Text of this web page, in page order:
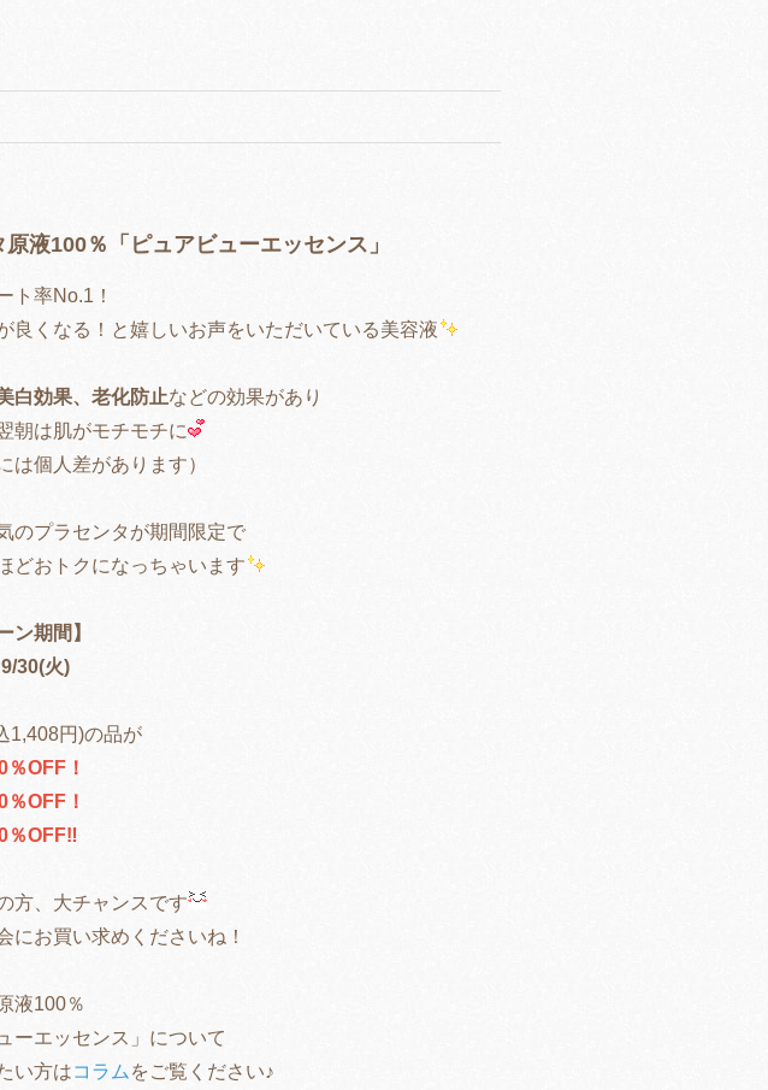
液100％「ピュアビューエッセンス」
ト率No.1！
良くなる！と嬉しいお声をいただいている美容液
白効果、 老化防止などの効果があり
朝は肌がモチモチに
は個人差があります）
のプラセンタが期間限定で
どおトクになっちゃいます
ン期間】
30(火)
1,408円)の品が
OFF！
OFF！
％OFF‼
方、大チャンスです
にお買い求めくださいね！
液100％
ーエッセンス」について
い方はコラム をご覧ください♪